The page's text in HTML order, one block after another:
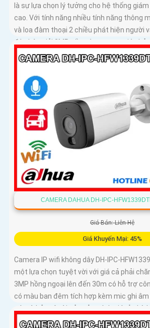
là sự lựa chọn lý tưởng cho hệ thống
cao. Với tính năng nhiều tính năng thông
và loa đàm thoại 2 chiều phát hiện người
độ phân giải 3MP sắc nét camera giúp
ngôi nhà hoặc văn phòng của bạn
CAMERA DAHUA DH-IPC-
Giá Bán: Liên Hệ
Giá Khuyến Mại: 45%
Camera IP wifi không dây DH-IPC-
một lựa chọn tuyệt vời với giá cả phải
3MP hồng ngoại lên đến 30m có hỗ trợ
có màu ban đêm tích hợp kèm mic ghi
sát và bảo vệ tài sản của mình giá rẻ phù
đình.